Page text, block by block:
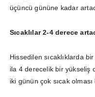
üçüncü gününe kadar
Sıcaklılar 2-4 derece
Hissedilen sıcaklıklarda
ila 4 derecelik bir yükseliş
iki günün çok sıcak olması